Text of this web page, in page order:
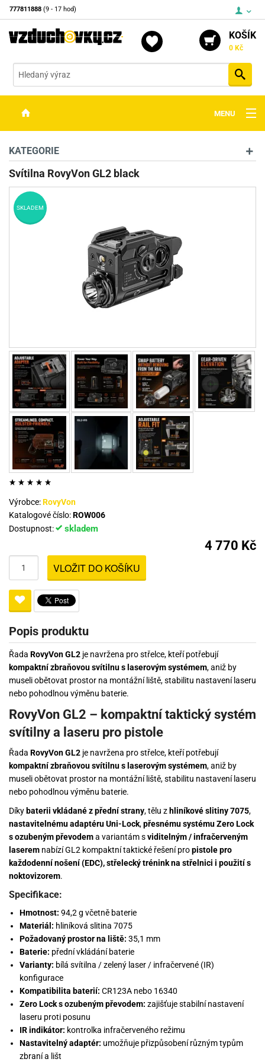
777811888 (9 - 17 hod)
KOŠÍK
0 Kč
MENU
OPTIKA
STŘELIVO
PŘÍSLUŠENSTVÍ
KATEGORIE
Svítilna RovyVon GL2 black
SKLADEM
Výrobce:RovyVon
Katalogové číslo:ROW006
Dostupnost:
skladem
4 770 Kč
VLOŽIT DO KOŠÍKU
Popis produktu
Řada RovyVon GL2 je navržena pro střelce, kteří potřebují
kompaktní zbraňovou svítilnu s laserovým systémem, aniž by
museli obětovat prostor na montážní liště, stabilitu nastavení laseru
nebo pohodlnou výměnu baterie.
RovyVon GL2 – kompaktní taktický systém
svítilny a laseru pro pistole
Řada RovyVon GL2 je navržena pro střelce, kteří potřebují
kompaktní zbraňovou svítilnu s laserovým systémem, aniž by
museli obětovat prostor na montážní liště, stabilitu nastavení laseru
nebo pohodlnou výměnu baterie.
Díky baterii vkládané z přední strany, tělu z hliníkové slitiny 7075,
nastavitelnému adaptéru Uni-Lock,přesnému systému Zero Lock
s ozubeným převodema variantám sviditelným / infračerveným
laserem nabízí GL2 kompaktní taktické řešení propistole pro
každodenní nošení (EDC), střelecký trénink na střelnici i použití s
noktovizorem.
Specifikace:
Hmotnost: 94,2 g včetně baterie
Materiál: hliníková slitina 7075
Požadovaný prostor na liště: 35,1 mm
Baterie: přední vkládání baterie
Varianty: bílá svítilna / zelený laser / infračervené (IR)
konfigurace
Kompatibilita baterií: CR123A nebo 16340
Zero Lock s ozubeným převodem: zajišťuje stabilní nastavení
laseru proti posunu
IR indikátor: kontrolka infračerveného režimu
Nastavitelný adaptér: umožňuje přizpůsobení různým typům
zbraní a lišt